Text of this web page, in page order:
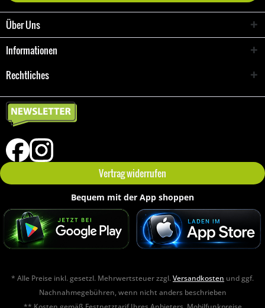
Über Uns
Informationen
Rechtliches
Vertrag widerrufen
Bequem mit der App shoppen
* Alle Preise inkl. gesetzl. Mehrwertsteuer zzgl.Versandkosten und ggf.
Nachnahmegebühren, wenn nicht anders beschrieben